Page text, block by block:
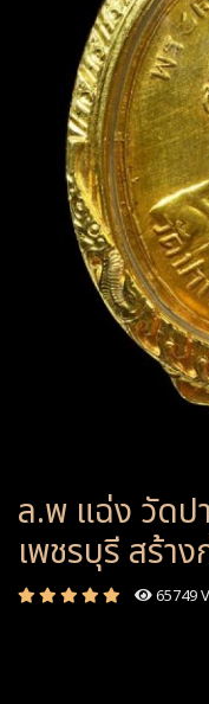
ล.พ แฉ่ง วัดป
เพชรบุรี สร้า
65749